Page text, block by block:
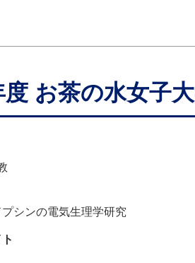
度 お茶の水女子
シンの電気生理学研究